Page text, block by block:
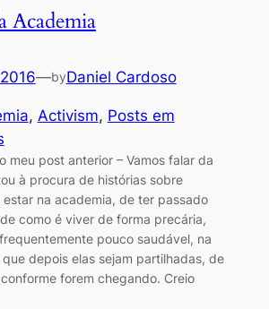
Academia
—byDaniel Cardoso
, Activism, Posts em
meu post anterior – Vamos falar da
à procura de histórias sobre
na academia, de ter passado
como é viver de forma precária,
pouco saudável, na
depois elas sejam partilhadas, de
forem chegando. Creio